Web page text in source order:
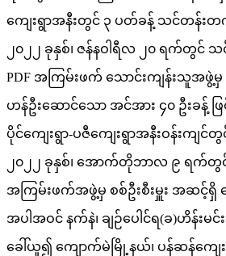
ကျေးရွာအနီးတွင် ၃ ပတ်ခန့် သင်တန်းတ
၂၀၂၂ ခုနှစ်၊ ဇန်နဝါရီလ ၂၀ ရက်တွင် သ
PDF အကြမ်းဖက် သောင်းကျန်းသူအဖွဲ့
ဟန်ဦးဆောင်သော အင်အား ၄၀ ဦးခန့် ဖြ
ပိုင်ကျေးရွာ-ပဇီကျေးရွာအနီးဝန်းကျင်တွ
၂၀၂၂ ခုနှစ်၊ အောက်တိုဘာလ ၉ ရက်တွင်
အကြမ်းဖက်အဖွဲ့မှ စစ်ဦးစီးမှူး အဆင့်ရှိ
အပါအဝင် နက်နဲ၊ ချဉ်ပေါင်ရ(ခ)ဟိန်းမ
ခေါ်ယူ၍ ကျောက်မဲမြို့နယ်၊ ပန်ဆန်ကျေး